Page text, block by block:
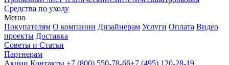
Средства по уходу
Меню
Покупателям О компании Дизайнерам Услуги Оплата Видео
проекты Доставка
Советы и Статьи
Партнерам
Акции Контакты +7 (800) 550-78-66+7 (495) 120-28-19